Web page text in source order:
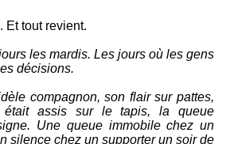
Et tout revient.
les mardis. Les jours où les gens
décisions.
compagnon, son flair sur pattes,
était assis sur le tapis, la queue
Une queue immobile chez un
silence chez un supporter un soir de